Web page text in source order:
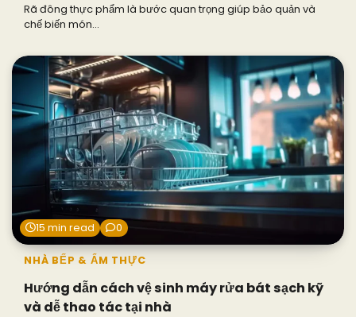
Rã đông thực phẩm là bước quan trọng giúp bảo quản và
chế biến món…
15 min read 0
NHÀ BẾP & ẨM THỰC
Hướng dẫn cách vệ sinh máy rửa bát sạch kỹ
và dễ thao tác tại nhà